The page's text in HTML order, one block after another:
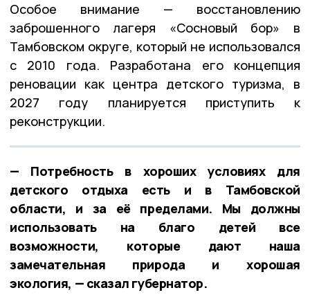
Особое внимание — восстановлению
заброшенного лагеря «Сосновый бор» в
Тамбовском округе, который не использовался
с 2010 года. Разработана его концепция
реновации как центра детского туризма, в
2027 году планируется приступить к
реконструкции.
— Потребность в хороших условиях для
детского отдыха есть и в Тамбовской
области, и за её пределами. Мы должны
использовать на благо детей все
возможности, которые дают наша
замечательная природа и хорошая
экология, — сказал губернатор.